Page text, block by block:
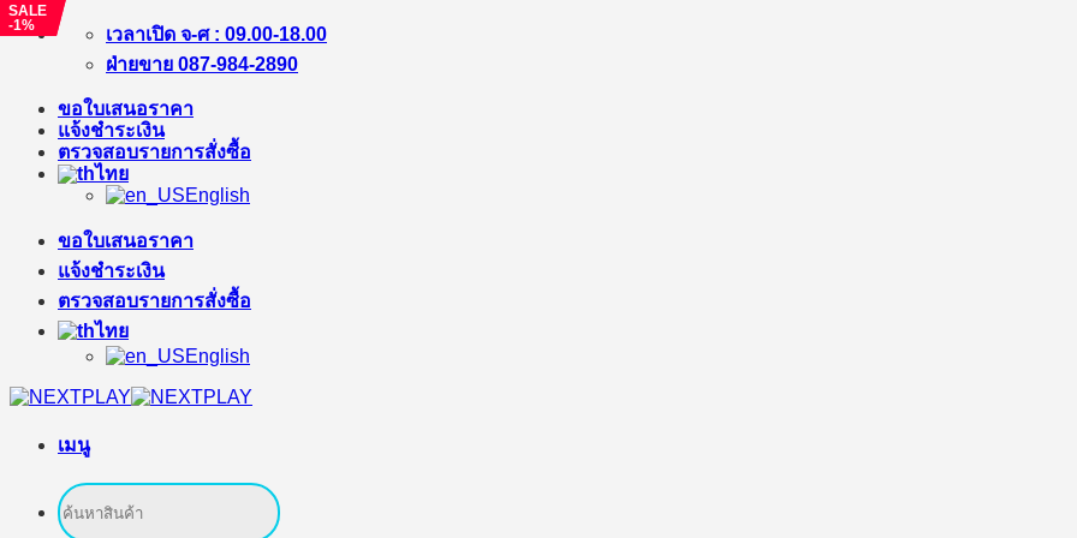
ข้าม
เนื้อหา
เวลาเปิด จ-ศ : 09.00-18.00
ฝ่ายขาย 087-984-2890
ขอใบเสนอราคา
แจ้งชำระเงิน
ตรวจสอบรายการสั่งซื้อ
ไทย
English
ขอใบเสนอราคา
แจ้งชำระเงิน
ตรวจสอบรายการสั่งซื้อ
ไทย
English
เมนู
ค้นหา:
SALE
-11%
SALE
-1%